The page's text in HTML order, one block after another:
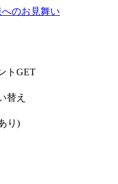
のお見舞い
トGET
替え
り)